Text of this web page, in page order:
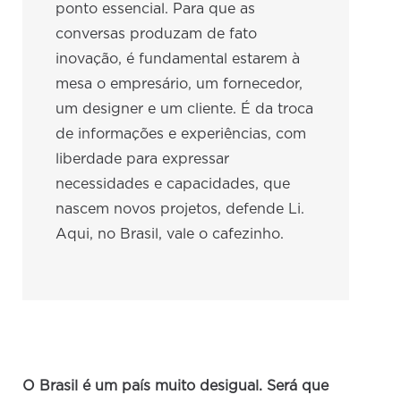
ponto essencial. Para que as
conversas produzam de fato
inovação, é fundamental estarem à
mesa o empresário, um fornecedor,
um designer e um cliente. É da troca
de informações e experiências, com
liberdade para expressar
necessidades e capacidades, que
nascem novos projetos, defende Li.
Aqui, no Brasil, vale o cafezinho.
O Brasil é um país muito desigual. Será que